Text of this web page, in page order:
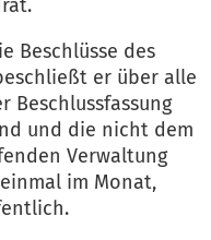
Beschlüsse des
er über alle
Beschlussfassung
und die nicht dem
Verwaltung
im Monat,